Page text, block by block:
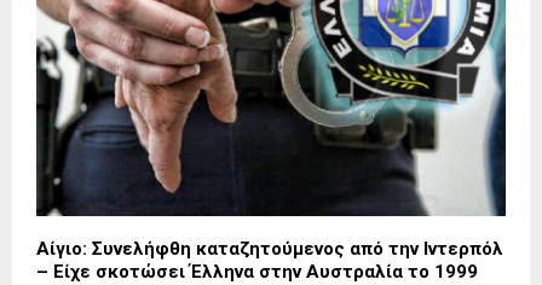
Αίγιο: Συνελήφθη καταζητούμενος από την Ιντερπόλ
– Είχε σκοτώσει Έλληνα στην Αυστραλία το 1999